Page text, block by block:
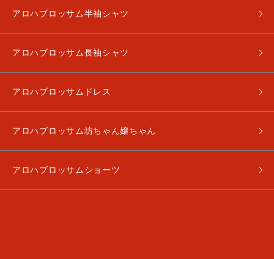
アロハブロッサム半袖シャツ
アロハブロッサム長袖シャツ
アロハブロッサムドレス
アロハブロッサム坊ちゃん嬢ちゃん
アロハブロッサムショーツ